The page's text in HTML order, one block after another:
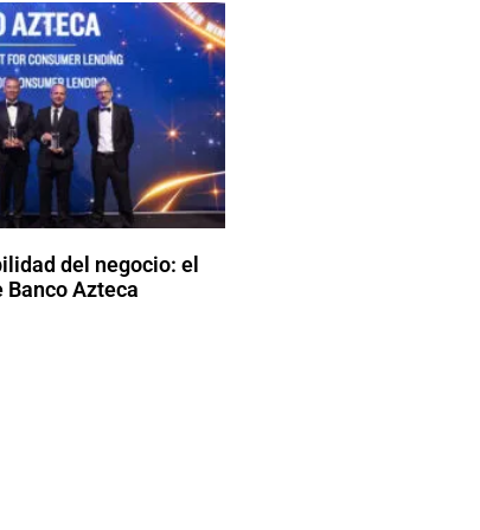
del negocio: el
Azteca